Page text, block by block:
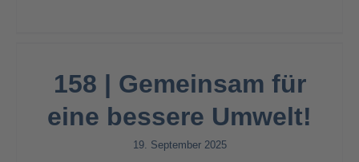
158 | Gemeinsam für
eine bessere Umwelt!
19. September 2025